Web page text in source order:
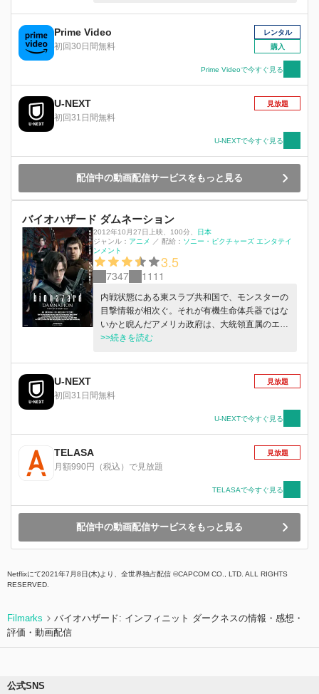
果アリアスを逃してしまう。 一方、元ラクーン
市警の特殊部隊「S.T.A.R.S.」の一員だったレベ
ッカ・チェンバースは、現在は大学教授として、
「死者が甦り、凶暴化する」という不可解な事件
の調査、研究に携わっていた。事件の調査によ
り、「新型ウィルス」が関係していることを突き
止めた彼女は、治療薬の開発に成功。その直後、
研究所が何者かに襲撃され、レベッカは死の危険
にさらされてしまう。 協力を求めるため、新型
ウィルスが関わる事件を最もよく知る人物、アメ
リカ大統領直轄のエージェント組織「DSO」所属
のレオン・S・ケネディのもとへ向かうクリス。
再会を果たした二人は、アリアスの真の目的
が“バイオテロ”だと掴み、その策略を阻止する
た。
Prime Video
初回30日間無料
レンタル
購入
Prime Videoで今すぐ見る
U-NEXT
初回31日間無料
見放題
U-NEXTで今すぐ見る
配信中の動画配信サービスをもっと見る
バイオハザード ダムネーション
2012年10月27日上映、 100分、 日本
ジャンル： アニメ ／ 配給： ソニー・ピクチャーズ エンタテイ
ンメント
3.5
7347 1111
内戦状態にある東スラブ共和国で、モンスターの
目撃情報が相次ぐ。それが有機生命体兵器ではな
いかと睨んだアメリカ政府は、大統領直属のエー
ジェントであるレオンに調査を命令。現地に飛ん
力に捕らえられる。
>>続きを読む
U-NEXT
初回31日間無料
見放題
U-NEXTで今すぐ見る
TELASA
月額990円（税込）で見放題
見放題
TELASAで今すぐ見る
配信中の動画配信サービスをもっと見る
Netflixにて2021年7月8日(木)より、全世界独占配信 ©CAPCOM CO., LTD. ALL RIGHTS
RESERVED.
Filmarks
バイオハザード: インフィニット ダークネスの情報・感想・
評価・動画配信
公式SNS